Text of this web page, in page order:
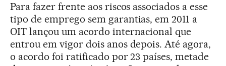
Para fazer frente aos riscos associados a esse
tipo de emprego sem garantias, em 2011 a
OIT lançou um acordo internacional que
entrou em vigor dois anos depois. Até agora,
o acordo foi ratificado por 23 países, metade